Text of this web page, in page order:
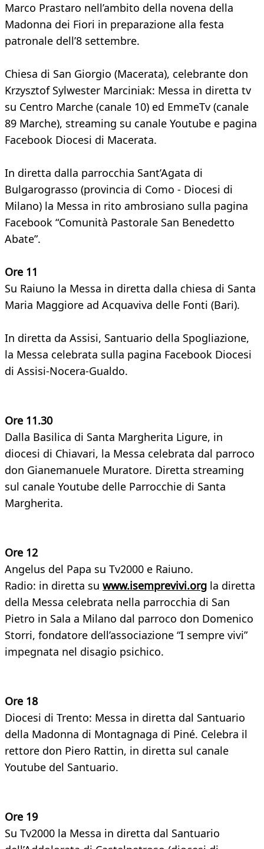
Marco Prastaro nell’ambito della novena della
Madonna dei Fiori in preparazione alla festa
patronale dell’8 settembre.
Chiesa di San Giorgio (Macerata), celebrante don
Krzysztof Sylwester Marciniak: Messa in diretta tv
su Centro Marche (canale 10) ed EmmeTv (canale
89 Marche), streaming su canale Youtube e pagina
Facebook Diocesi di Macerata.
In diretta dalla parrocchia Sant’Agata di
Bulgarograsso (provincia di Como - Diocesi di
Milano) la Messa in rito ambrosiano sulla pagina
Facebook “Comunità Pastorale San Benedetto
Abate”.
Ore 11
Su Raiuno la Messa in diretta dalla chiesa di Santa
Maria Maggiore ad Acquaviva delle Fonti (Bari).
In diretta da Assisi, Santuario della Spogliazione,
la Messa celebrata sulla pagina Facebook Diocesi
di Assisi-Nocera-Gualdo.
Ore 11.30
Dalla Basilica di Santa Margherita Ligure, in
diocesi di Chiavari, la Messa celebrata dal parroco
don Gianemanuele Muratore. Diretta streaming
sul canale Youtube delle Parrocchie di Santa
Margherita.
Ore 12
Angelus del Papa su Tv2000 e Raiuno.
Radio: in diretta su www.isemprevivi.org la diretta
della Messa celebrata nella parrocchia di San
Pietro in Sala a Milano dal parroco don Domenico
Storri, fondatore dell’associazione “I sempre vivi”
impegnata nel disagio psichico.
Ore 18
Diocesi di Trento: Messa in diretta dal Santuario
della Madonna di Montagnaga di Piné. Celebra il
rettore don Piero Rattin, in diretta sul canale
Youtube del Santuario.
Ore 19
Su Tv2000 la Messa in diretta dal Santuario